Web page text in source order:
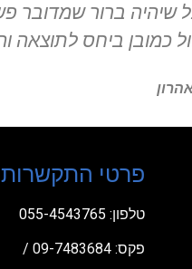
פרטי התקשרות
טלפון: 055-4543765
פקס: 09-7483684 /